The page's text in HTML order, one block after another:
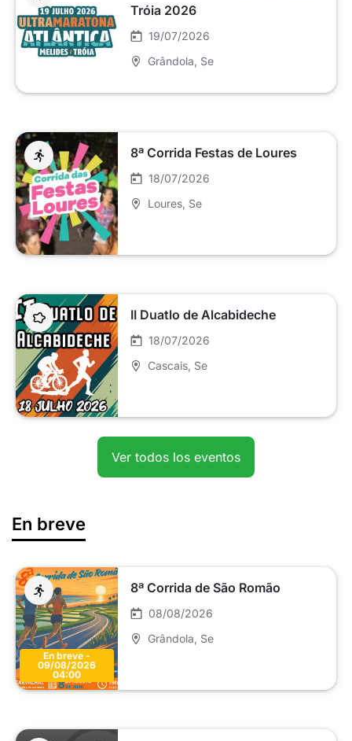
Tróia 2026
19/07/2026
Grândola , Se
8ª Corrida Festas de Loures
18/07/2026
Loures , Se
II Duatlo de Alcabideche
18/07/2026
Cascais , Se
Ver todos los eventos
En breve
En breve -
09/08/2026
04:00
8ª Corrida de São Romão
08/08/2026
Grândola , Se